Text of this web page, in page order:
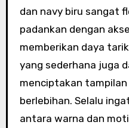
dan navy biru sangat
padankan dengan
memberikan daya
yang sederhana juga
menciptakan
berlebihan. Selalu
antara warna dan